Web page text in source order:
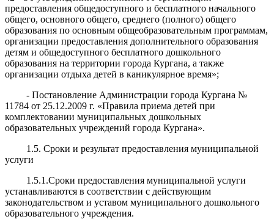
предоставления общедоступного и бесплатного начального
общего, основного общего, среднего (полного) общего
образования по основным общеобразовательным программам,
организации предоставления дополнительного образования
детям и общедоступного бесплатного дошкольного
образования на территории города Кургана, а также
организации отдыха детей в каникулярное время»;
- Постановление Администрации города Кургана №
11784 от 25.12.2009 г. «Правила приема детей при
комплектовании муниципальных дошкольных
образовательных учреждений города Кургана».
1.5. Сроки и результат предоставления муниципальной
услуги
1.5.1.Сроки предоставления муниципальной услуги
устанавливаются в соответствии с действующим
законодательством и уставом муниципального дошкольного
образовательного учреждения.